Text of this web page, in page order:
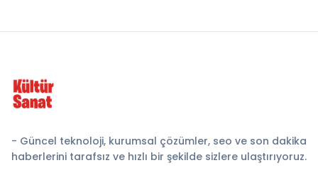
- Güncel teknoloji, kurumsal çözümler, seo ve son dakika
haberlerini tarafsız ve hızlı bir şekilde sizlere ulaştırıyoruz.